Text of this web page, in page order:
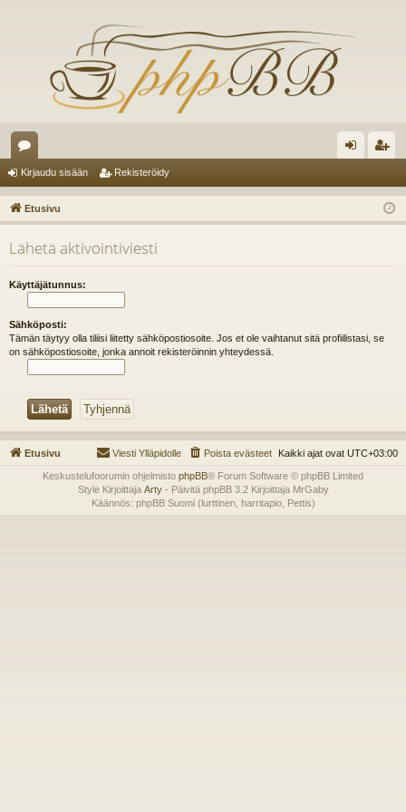
es
ku
st
el
ua
ee
au
du
ist
er
Kirjaudu sisään Rekisteröidy
Etusivu
Lähetä aktivointiviesti
Käyttäjätunnus:
Sähköposti:
Tämän täytyy olla tiliisi liitetty sähköpostiosoite. Jos et ole vaihtanut sitä profiilistasi, se
on sähköpostiosoite, jonka annoit rekisteröinnin yhteydessä.
Etusivu Kaikki ajat ovat UTC+03:00
Poista evästeet
Viesti Ylläpidolle
Keskustelufoorumin ohjelmisto phpBB® Forum Software © phpBB Limited
Style Kirjoittaja Arty- Päivitä phpBB 3.2 Kirjoittaja MrGaby
Käännös: phpBB Suomi (lurttinen, harritapio, Pettis)